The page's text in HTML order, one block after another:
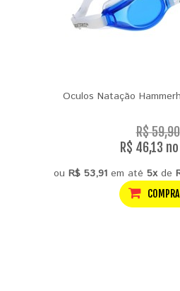
Oculos Natação
R$ 59,90
R$ 46,13
ou R$ 53,91 em até 5xde